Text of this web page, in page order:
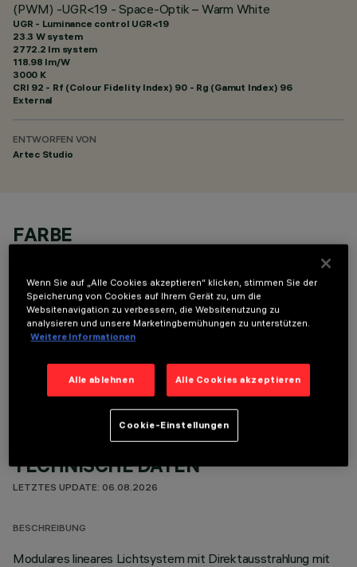
(PWM) -UGR<19 - Space-Optik – Warm White
UGR - Luminance control UGR<19
23.3 W system
2772.2 lm system
118.98 lm/W
3000 K
CRI 92 - Rf (Colour Fidelity Index) 90 - Rg (Gamut Index) 96
External
ENTWORFEN VON
Artec Studio
FARBE
OPTIONALE KOMPONENTEN
TECHNISCHE DATEN
LETZTES UPDATE: 06.08.2026
BESCHREIBUNG
Modulares lineares Lichtsystem mit Direktausstrahlung mit
Wenn Sie auf „Alle Cookies akzeptieren“ klicken, stimmen Sie der
Speicherung von Cookies auf Ihrem Gerät zu, um die
Websitenavigation zu verbessern, die Websitenutzung zu
analysieren und unsere Marketingbemühungen zu unterstützen.
Weitere Informationen
Alle ablehnen Alle Cookies akzeptieren
Cookie-Einstellungen